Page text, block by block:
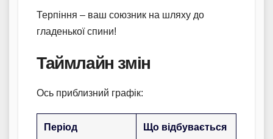
Терпіння – ваш союзник на шляху до
гладенької спини!
Таймлайн змін
Ось приблизний графік:
Період Що відбувається